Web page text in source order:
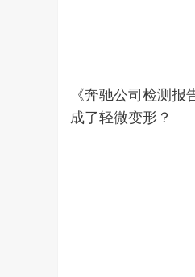
《奔驰公司检测
成了轻微变形？